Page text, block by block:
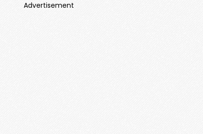
Advertisement